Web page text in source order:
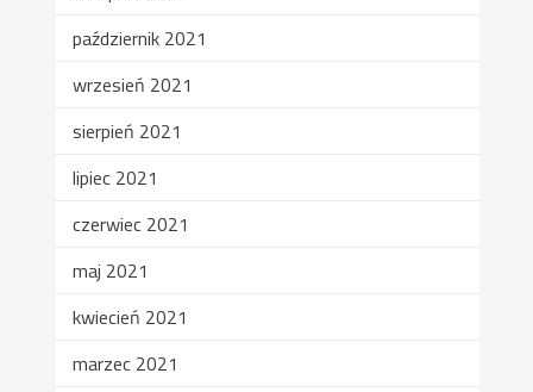
październik 2021
wrzesień 2021
sierpień 2021
lipiec 2021
czerwiec 2021
maj 2021
kwiecień 2021
marzec 2021